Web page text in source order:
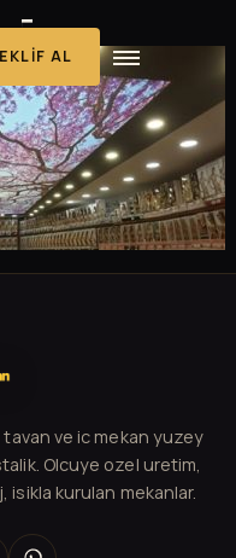
AL
ve ic mekan yuzey
Olcuye ozel uretim,
kurulan mekanlar.